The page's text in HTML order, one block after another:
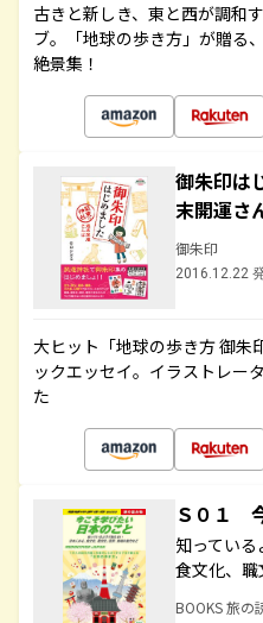
古きと新しき、東と西が調和
ブ。「地球の歩き方」が贈る
絶景集！
御朱印
末開運さ
御朱印
2016.12.22
大ヒット「地球の歩き方 御朱
ックエッセイ。イラストレー
た
Ｓ０１
知ってい
食文化、
BOOKS 旅の